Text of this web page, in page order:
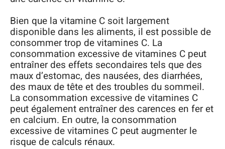
Bien que la vitamine C soit largement
disponible dans les aliments, il est possible de
consommer trop de vitamines C. La
consommation excessive de vitamines C peut
entraîner des effets secondaires tels que des
maux d’estomac, des nausées, des diarrhées,
des maux de tête et des troubles du sommeil.
La consommation excessive de vitamines C
peut également entraîner des carences en fer et
en calcium. En outre, la consommation
excessive de vitamines C peut augmenter le
risque de calculs rénaux.